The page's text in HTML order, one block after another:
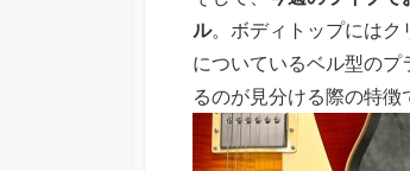
ル。ボディトップにはク
についているベル型の
るのが見分ける際の特徴